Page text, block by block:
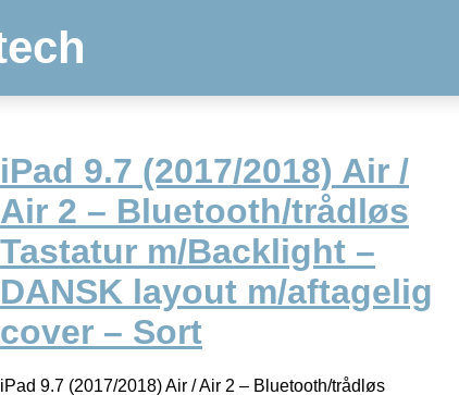
iPad 9.7 (2017/2018) Air /
Air 2 – Bluetooth/trådløs
Tastatur m/Backlight –
DANSK layout m/aftagelig
cover – Sort
iPad 9.7 (2017/2018) Air / Air 2 – Bluetooth/trådløs